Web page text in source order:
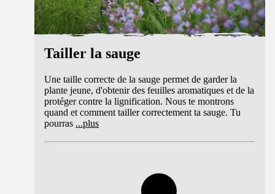
Tailler la sauge
Une taille correcte de la sauge permet de garder la
plante jeune, d'obtenir des feuilles aromatiques et de la
protéger contre la lignification. Nous te montrons
quand et comment tailler correctement ta sauge. Tu
pourras ...plus